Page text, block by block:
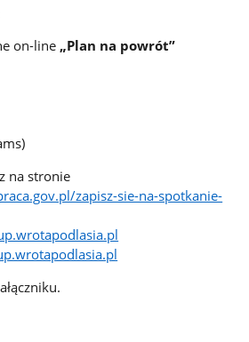
on-line „Plan na powrót”
na stronie
zapisz-sie-na-spotkanie-